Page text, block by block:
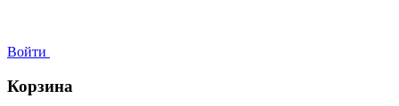
Войти
Корзина